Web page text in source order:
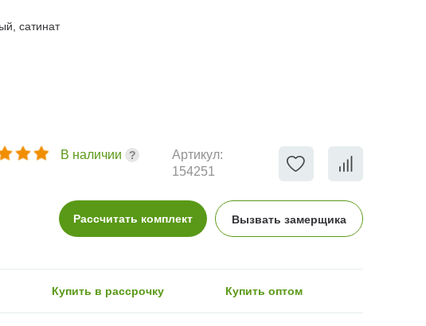
сатинат
В наличии
Артикул:
154251
Рассчитать комплект Вызвать замерщика
Купить в рассрочку Купить оптом